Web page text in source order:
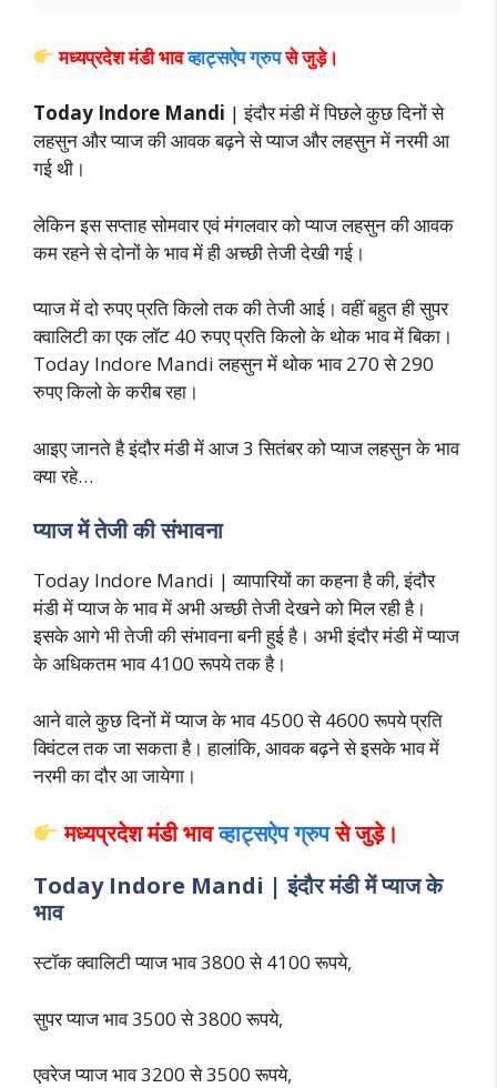
मध्यप्रदेश मंडी भावव्हाट्सऐप ग्रुपसे जुड़े।
Today Indore Mandi | इंदौर मंडी में पिछले कुछ दिनों से
लहसुन और प्याज की आवक बढ़ने से प्याज और लहसुन में नरमी आ
गई थी।
लेकिन इस सप्ताह सोमवार एवं मंगलवार को प्याज लहसुन की आवक
कम रहने से दोनों के भाव में ही अच्छी तेजी देखी गई।
प्याज में दो रुपए प्रति किलो तक की तेजी आई। वहीं बहुत ही सुपर
क्वालिटी का एक लॉट 40 रुपए प्रति किलो के थोक भाव में बिका।
Today Indore Mandi लहसुन में थोक भाव 270 से 290
रुपए किलो के करीब रहा।
आइए जानते है इंदौर मंडी में आज 3 सितंबर को प्याज लहसुन के भाव
क्या रहे…
प्याज में तेजी की संभावना
Today Indore Mandi | व्यापारियों का कहना है की, इंदौर
मंडी में प्याज के भाव में अभी अच्छी तेजी देखने को मिल रही है।
इसके आगे भी तेजी की संभावना बनी हुई है। अभी इंदौर मंडी में प्याज
के अधिकतम भाव 4100 रूपये तक है।
आने वाले कुछ दिनों में प्याज के भाव 4500 से 4600 रूपये प्रति
क्विंटल तक जा सकता है। हालांकि, आवक बढ़ने से इसके भाव में
नरमी का दौर आ जायेगा।
मध्यप्रदेश मंडी भावव्हाट्सऐप ग्रुपसे जुड़े।
Today Indore Mandi | इंदौर मंडी में प्याज के
भाव
स्टॉक क्वालिटी प्याज भाव 3800 से 4100 रूपये,
सुपर प्याज भाव 3500 से 3800 रूपये,
एवरेज प्याज भाव 3200 से 3500 रूपये,